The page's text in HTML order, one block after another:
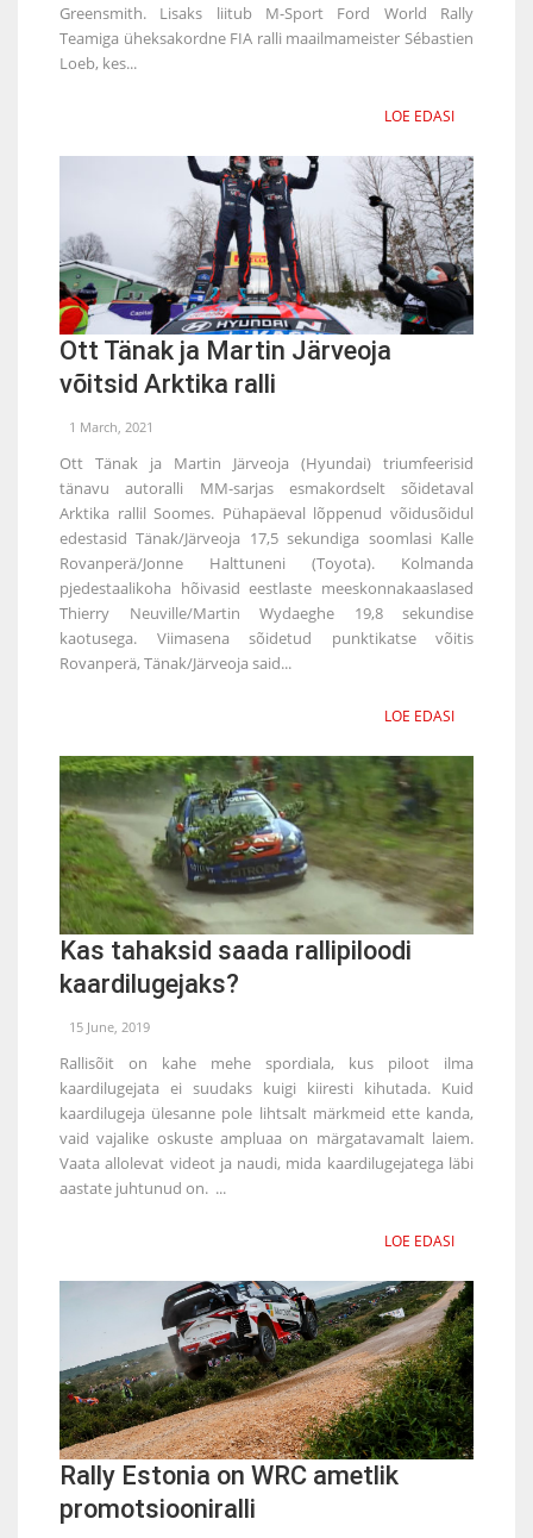
Greensmith. Lisaks liitub M-Sport Ford World Rally
Teamiga üheksakordne FIA ralli maailmameister Sébastien
Loeb, kes...
LOE EDASI
Ott Tänak ja Martin Järveoja
võitsid Arktika ralli
1 March, 2021
Ott Tänak ja Martin Järveoja (Hyundai) triumfeerisid
tänavu autoralli MM-sarjas esmakordselt sõidetaval
Arktika rallil Soomes. Pühapäeval lõppenud võidusõidul
edestasid Tänak/Järveoja 17,5 sekundiga soomlasi Kalle
Rovanperä/Jonne Halttuneni (Toyota). Kolmanda
pjedestaalikoha hõivasid eestlaste meeskonnakaaslased
Thierry Neuville/Martin Wydaeghe 19,8 sekundise
kaotusega. Viimasena sõidetud punktikatse võitis
Rovanperä, Tänak/Järveoja said...
LOE EDASI
Kas tahaksid saada rallipiloodi
kaardilugejaks?
15 June, 2019
Rallisõit on kahe mehe spordiala, kus piloot ilma
kaardilugejata ei suudaks kuigi kiiresti kihutada. Kuid
kaardilugeja ülesanne pole lihtsalt märkmeid ette kanda,
vaid vajalike oskuste ampluaa on märgatavamalt laiem.
Vaata allolevat videot ja naudi, mida kaardilugejatega läbi
aastate juhtunud on. ...
LOE EDASI
Rally Estonia on WRC ametlik
promotsiooniralli